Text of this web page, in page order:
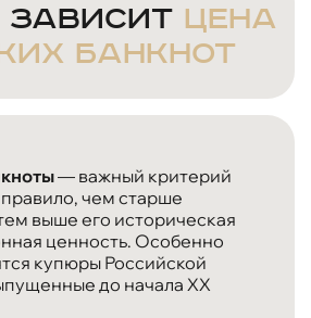
зависит цена
банкнот
— важный критерий
чем старше
выше его историческая
ценность. Особенно
купюры Российской
до начала XX